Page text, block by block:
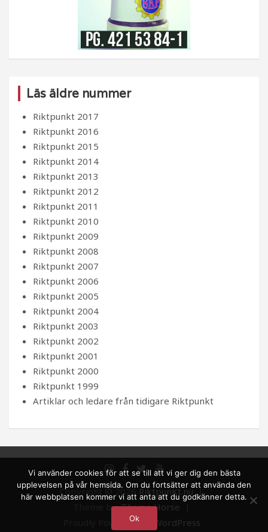
Läs äldre nummer
Riktpunkt 2017
Riktpunkt 2016
Riktpunkt 2015
Riktpunkt 2014
Riktpunkt 2013
Riktpunkt 2012
Riktpunkt 2011
Riktpunkt 2010
Riktpunkt 2009
Riktpunkt 2008
Riktpunkt 2007
Riktpunkt 2006
Riktpunkt 2005
Riktpunkt 2004
Riktpunkt 2003
Riktpunkt 2002
Riktpunkt 2001
Riktpunkt 2000
Riktpunkt 1999
Artiklar och ledare från tidigare Riktpunkt
Copyright © 2026RiktpunKt.nu
Theme by:Theme Horse
Proudly Powered by:
WordPress
Vi använder cookies för att se till att vi ger dig den bästa
upplevelsen på vår hemsida. Om du fortsätter att använda den
här webbplatsen kommer vi att anta att du godkänner detta.
Ok